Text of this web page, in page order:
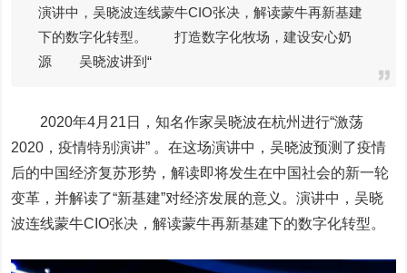
演讲中，吴晓波连线蒙牛CIO张决，解读蒙牛再新基建
下的数字化转型。 打造数字化牧场，建设安心奶
源 吴晓波讲到“
2020年4月21日，知名作家吴晓波在杭州进行“激荡
2020，疫情特别演讲” 。在这场演讲中，吴晓波预测了疫情
后的中国经济复苏形势，解读即将发生在中国社会的新一轮
变革，并解读了“新基建”对经济发展的意义。演讲中，吴晓
波连线蒙牛CIO张决，解读蒙牛再新基建下的数字化转型。